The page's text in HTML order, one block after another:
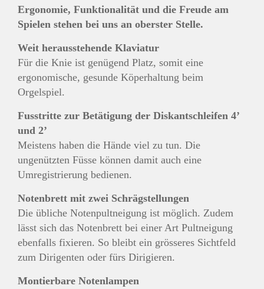
Ergonomie, Funktionalität und die Freude am
Spielen stehen bei uns an oberster Stelle.
Weit herausstehende Klaviatur
Für die Knie ist genügend Platz, somit eine
ergonomische, gesunde Köperhaltung beim
Orgelspiel.
Fusstritte zur Betätigung der Diskantschleifen 4’
und 2’
Meistens haben die Hände viel zu tun. Die
ungenützten Füsse können damit auch eine
Umregistrierung bedienen.
Notenbrett mit zwei Schrägstellungen
Die übliche Notenpultneigung ist möglich. Zudem
lässt sich das Notenbrett bei einer Art Pultneigung
ebenfalls fixieren. So bleibt ein grösseres Sichtfeld
zum Dirigenten oder fürs Dirigieren.
Montierbare Notenlampen